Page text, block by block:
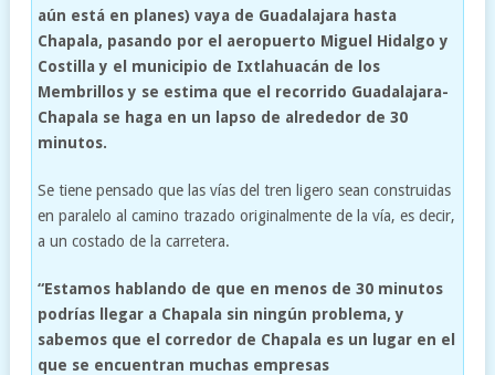
aún está en planes) vaya de Guadalajara hasta
Chapala, pasando por el aeropuerto Miguel Hidalgo y
Costilla y el municipio de Ixtlahuacán de los
Membrillos y se estima que el recorrido Guadalajara-
Chapala se haga en un lapso de alrededor de 30
minutos.
Se tiene pensado que las vías del tren ligero sean construidas
en paralelo al camino trazado originalmente de la vía, es decir,
a un costado de la carretera.
“Estamos hablando de que en menos de 30 minutos
podrías llegar a Chapala sin ningún problema, y
sabemos que el corredor de Chapala es un lugar en el
que se en­cuentran muchas empresas